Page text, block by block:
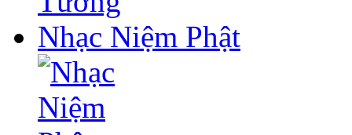
Nhạc Niệm Phật